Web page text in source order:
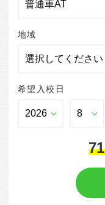
地域
希望入校日
71